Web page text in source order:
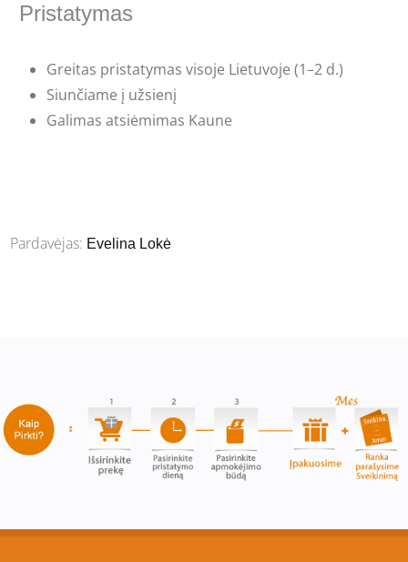
Pristatymas
Greitas pristatymas visoje Lietuvoje (1–2 d.)
Siunčiame į užsienį
Galimas atsiėmimas Kaune
Pardavėjas: Evelina Lokė